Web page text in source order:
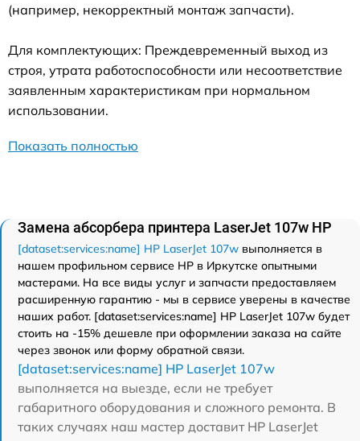
(например, некорректный монтаж запчасти).
Для комплектующих: Преждевременный выход из
строя, утрата работоспособности или несоответствие
заявленным характеристикам при нормальном
использовании.
Показать полностью
Замена абсорбера принтера LaserJet 107w HP
[dataset:services:name] HP LaserJet 107w выполняется в
нашем профильном сервисе HP в Иркутске опытными
мастерами. На все виды услуг и запчасти предоставляем
расширенную гарантию - мы в сервисе уверены в качестве
наших работ. [dataset:services:name] HP LaserJet 107w будет
стоить на -15% дешевле при оформлении заказа на сайте
через звонок или форму обратной связи.
[dataset:services:name] HP LaserJet 107w
выполняется на выезде, если не требует
габаритного оборудования и сложного ремонта. В
таких случаях наш мастер доставит HP LaserJet